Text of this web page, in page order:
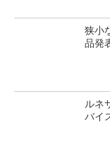
狭小
品発
ルネ
バイ